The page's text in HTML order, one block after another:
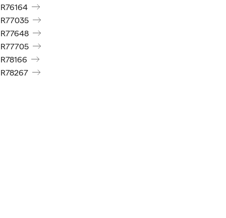
R76164
R77035
R77648
R77705
R78166
R78267